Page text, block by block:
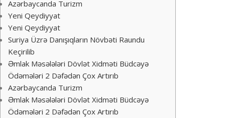
Azərbaycanda Turizm
Yeni Qeydiyyat
Yeni Qeydiyyat
Suriya Üzrə Danışıqların Növbəti Raundu
Keçirilib
Əmlak Məsələləri Dövlət Xidməti Büdcəyə
Ödəmələri 2 Dəfədən Çox Artırıb
Azərbaycanda Turizm
Əmlak Məsələləri Dövlət Xidməti Büdcəyə
Ödəmələri 2 Dəfədən Çox Artırıb